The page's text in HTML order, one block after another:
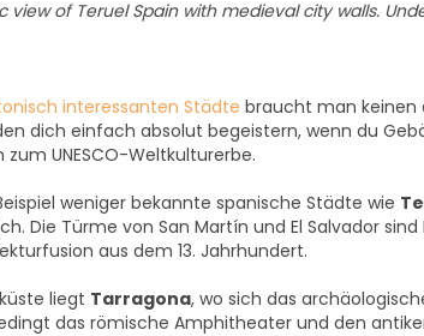
interessanten Städte braucht man keinen
dich einfach absolut begeistern, wenn du
UNESCO-Weltkulturerbe.
weniger bekannte spanische Städte wie
Die Türme von San Martín und El Salvador
aus dem 13. Jahrhundert.
liegt Tarragona, wo sich das
das römische Amphitheater und den